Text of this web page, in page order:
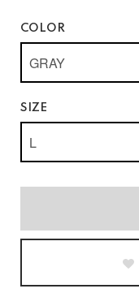
COLOR
SIZE